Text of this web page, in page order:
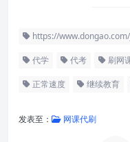
https://
代学 代考 刷网
正常速度 继续教育
发表至： 网课代刷